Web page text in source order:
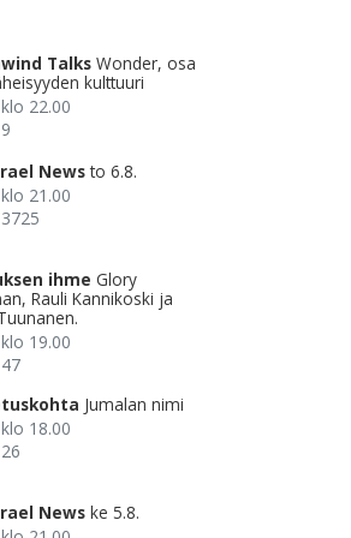
Talks Wonder, osa
kulttuuri
22.00
News to 6.8.
21.00
ihme Glory
Rauli Kannikoski ja
19.00
Jumalan nimi
18.00
News ke 5.8.